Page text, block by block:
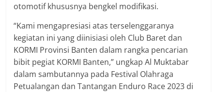
otomotif khususnya bengkel modifikasi.
“Kami mengapresiasi atas terselenggaranya
kegiatan ini yang diinisiasi oleh Club Baret dan
KORMI Provinsi Banten dalam rangka pencarian
bibit pegiat KORMI Banten,” ungkap Al Muktabar
dalam sambutannya pada Festival Olahraga
Petualangan dan Tantangan Enduro Race 2023 di